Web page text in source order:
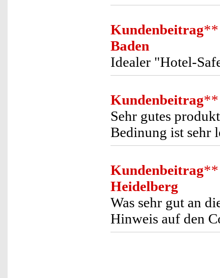
Kundenbeitrag**
Baden
Idealer "Hotel-
Kundenbeitrag**
Sehr gutes
Bedinung ist sehr
Kundenbeitrag**
Heidelberg
Was sehr gut an
Hinweis auf den